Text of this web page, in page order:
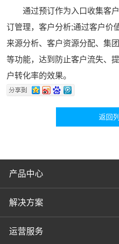
通过预订作为入口收集客户
订管理，客户分析;通过客户价
来源分析、客户资源分配、集
等功能，达到防止客户流失、
户转化率的效果。
返回
产品中心
解决方案
运营服务